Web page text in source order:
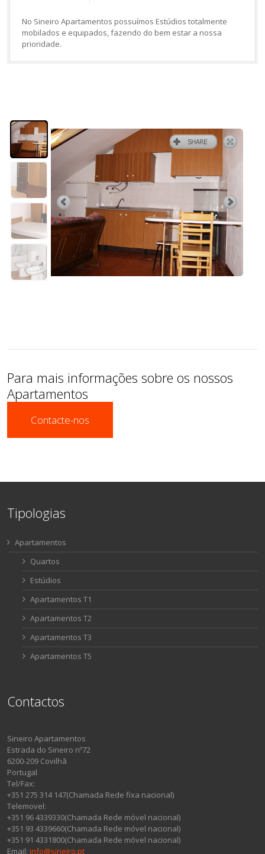
No Sineiro Apartamentos possuímos Estúdios totalmente
mobilados e equipados, fazendo do bem estar a nossa
prioridade.
Para mais informações sobre os nossos
Apartamentos
Contacte-nos
Tipologias
Apartamentos
Quartos
Estúdios
Apartamentos T1
Apartamentos T2
Apartamentos T3
Apartamentos T5
Contactos
Sineiro Apartamentos
Estrada do Sineiro nº72
6200-209 Covilhã
Portugal
Tel/Fax:
+351 275 314 147(Chamada Rede fixa nacional)
Telemovel:
+351 96 4339330(Chamada Rede móvel nacional)
+351 93 4339660(Chamada Rede móvel nacional)
+351 91 4331800(Chamada Rede móvel nacional)
Email:info@sineiro.pt